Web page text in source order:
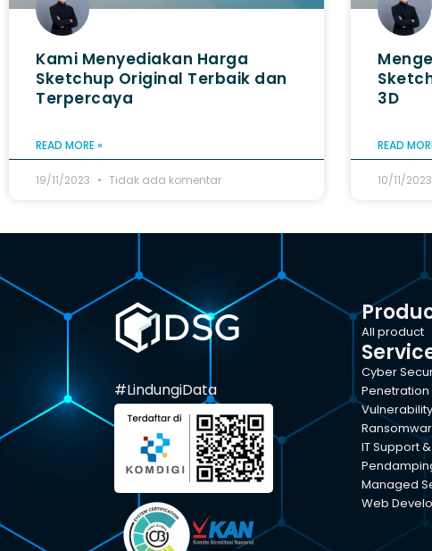
Kami Menyediakan Harga
Sketchup Original Terbaik dan
Terpercaya
READ MORE »
19/11/2023 Tidak ada komentar
3D
READ
10/11/2023
#LindungiData
All product
Cyber
Penetration
IT Support
Managed
Web